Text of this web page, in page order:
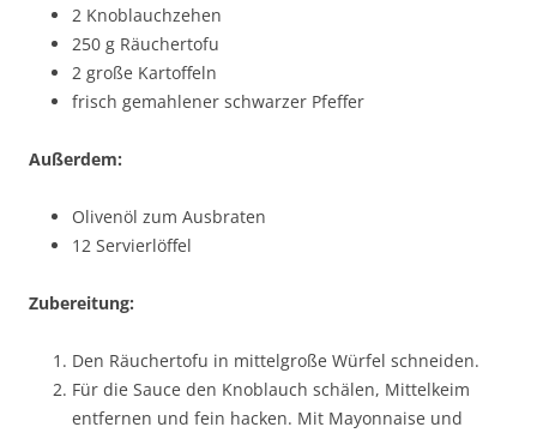
2 Knoblauchzehen
250 g Räuchertofu
2 große Kartoffeln
frisch gemahlener schwarzer Pfeffer
Außerdem:
Olivenöl zum Ausbraten
12 Servierlöffel
Zubereitung:
Den Räuchertofu in mittelgroße Würfel schneiden.
Für die Sauce den Knoblauch schälen, Mittelkeim
entfernen und fein hacken. Mit Mayonnaise und